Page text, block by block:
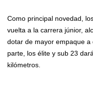
Como principal novedad,
vuelta a la carrera júnior,
dotar de mayor empaque
parte, los élite y sub 23
kilómetros.